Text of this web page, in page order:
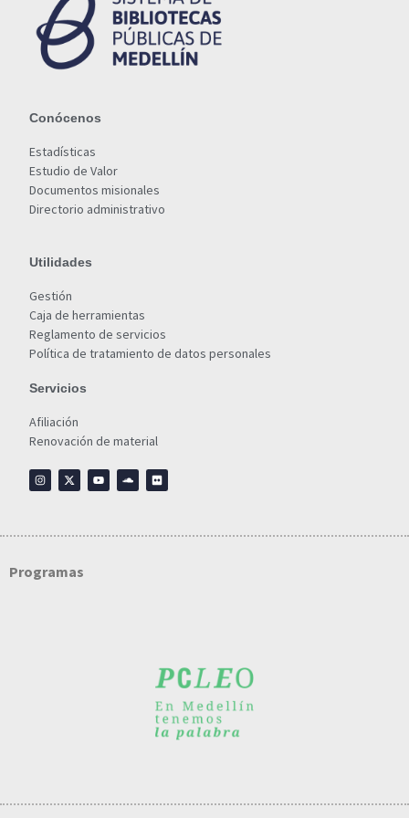
Conócenos
Estadísticas
Estudio de Valor
Documentos misionales
Directorio administrativo
Utilidades
Gestión
Caja de herramientas
Reglamento de servicios
Política de tratamiento de datos personales
Servicios
Afiliación
Renovación de material
Programas